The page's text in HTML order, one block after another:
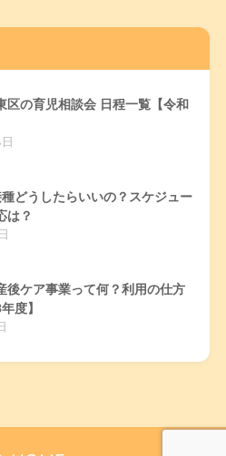
区の育児相談会 日程一覧【令和
どうしたらいいの？スケジュー
は？
後ケア事業って何？利用の仕方
度】